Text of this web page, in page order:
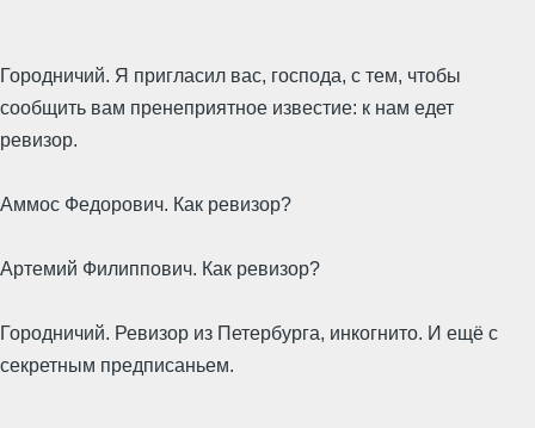
Городничий. Я пригласил вас, господа, с тем, чтобы
сообщить вам пренеприятное известие: к нам едет
ревизор.
Аммос Федорович. Как ревизор?
Артемий Филиппович. Как ревизор?
Городничий. Ревизор из Петербурга, инкогнито. И ещё с
секретным предписаньем.